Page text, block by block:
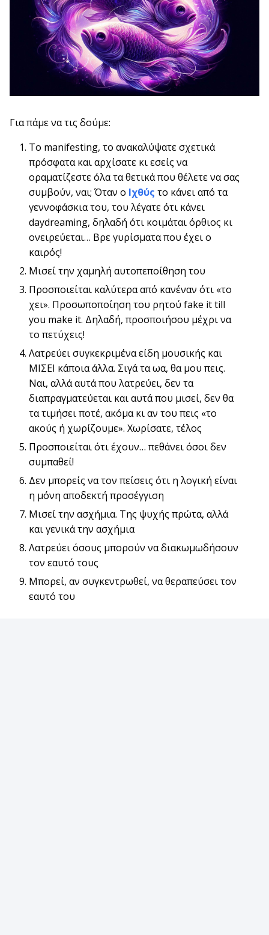
Για πάμε να τις δούμε:
Το manifesting, το ανακαλύψατε σχετικά
πρόσφατα και αρχίσατε κι εσείς να
οραματίζεστε όλα τα θετικά που θέλετε να σας
συμβούν, ναι; Όταν ο Ιχθύς το κάνει από τα
γεννοφάσκια του, του λέγατε ότι κάνει
daydreaming, δηλαδή ότι κοιμάται όρθιος κι
ονειρεύεται… Βρε γυρίσματα που έχει ο
καιρός!
Μισεί την χαμηλή αυτοπεποίθηση του
Προσποιείται καλύτερα από κανέναν ότι «το
χει». Προσωποποίηση του ρητού fake it till
you make it. Δηλαδή, προσποιήσου μέχρι να
το πετύχεις!
Λατρεύει συγκεκριμένα είδη μουσικής και
ΜΙΣΕΙ κάποια άλλα. Σιγά τα ωα, θα μου πεις.
Ναι, αλλά αυτά που λατρεύει, δεν τα
διαπραγματεύεται και αυτά που μισεί, δεν θα
τα τιμήσει ποτέ, ακόμα κι αν του πεις «το
ακούς ή χωρίζουμε». Χωρίσατε, τέλος
Προσποιείται ότι έχουν… πεθάνει όσοι δεν
συμπαθεί!
Δεν μπορείς να τον πείσεις ότι η λογική είναι
η μόνη αποδεκτή προσέγγιση
Μισεί την ασχήμια. Της ψυχής πρώτα, αλλά
και γενικά την ασχήμια
Λατρεύει όσους μπορούν να διακωμωδήσουν
τον εαυτό τους
Μπορεί, αν συγκεντρωθεί, να θεραπεύσει τον
εαυτό του